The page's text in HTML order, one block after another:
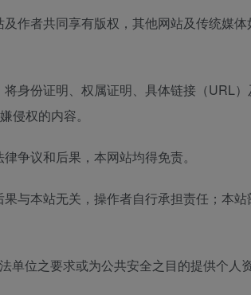
作者共同享有版权，其他网站及传统媒
身份证明、权属证明、具体链接（URL）
侵权的内容。
争议和后果，本网站均得免责。
与本站无关，操作者自行承担责任；本
位之要求或为公共安全之目的提供个人